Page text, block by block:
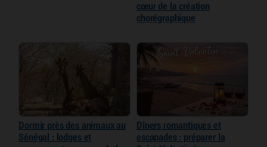
cœur de la création
chorégraphique
Dormir près des animaux au
Sénégal : lodges et
Dîners romantiques et
escapades : préparer la